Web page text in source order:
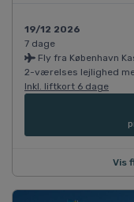
19/12 2026
7 dage
Fly fra København
2-værelses lejlighed
Inkl. liftkort 6 dage
Vis